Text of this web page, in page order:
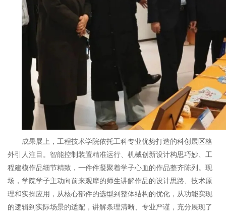
成果展上，工程技术学院依托工科专业优势打造的科创展区格
外引人注目。智能控制装置精准运行、机械创新设计构思巧妙、工
程建模作品细节精致，一件件凝聚着学子心血的作品整齐陈列。现
场，学院学子主动向前来观摩的师生讲解作品的设计思路、技术原
理和实操应用，从核心部件的选型到整体结构的优化，从功能实现
的逻辑到实际场景的适配，讲解条理清晰、专业严谨，充分展现了